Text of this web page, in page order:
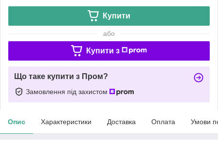
Купити
або
Купити з
Що таке купити з Пром?
Замовлення під захистом
Опис Характеристики Доставка Оплата Умови